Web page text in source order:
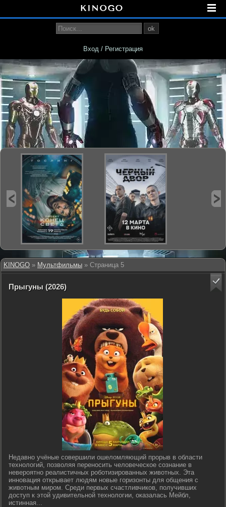
KINOGO » Мультфильмы » Страница 5
Прыгуны (2026)
Недавно учёные совершили ошеломляющий прорыв в области
технологий, позволяя переносить человеческое сознание в
невероятно реалистичных роботизированных животных. Эта
инновация открывает людям новые горизонты для общения с
животным миром. Среди первых счастливчиков, получивших
доступ к этой удивительной технологии, оказалась Мейбл,
истинная...
ok
Вход / Регистрация